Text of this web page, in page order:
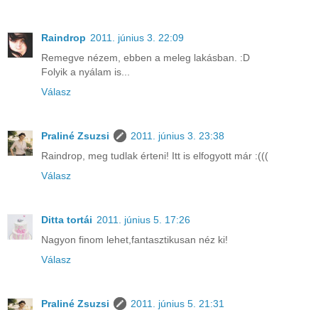
Raindrop 2011. június 3. 22:09
Remegve nézem, ebben a meleg lakásban. :D
Folyik a nyálam is...
Válasz
Praliné Zsuzsi
2011. június 3. 23:38
Raindrop, meg tudlak érteni! Itt is elfogyott már :(((
Válasz
Ditta tortái 2011. június 5. 17:26
Nagyon finom lehet,fantasztikusan néz ki!
Válasz
Praliné Zsuzsi
2011. június 5. 21:31